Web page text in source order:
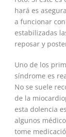
hará es
a funcionar
estabilizadas
reposar y
Uno de los
síndrome es
No se suele
de la
esta dolencia
algunos
tome